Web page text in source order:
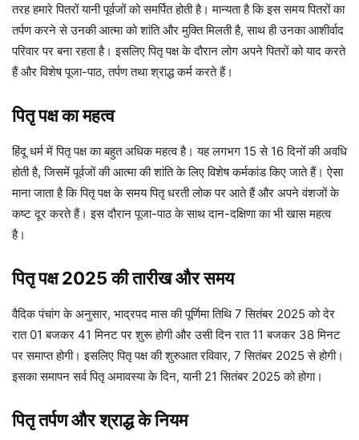
तरह हमारे पितरों यानी पूर्वजों को समर्पित होती है। मान्यता है कि इस समय पितरों का
तर्पण करने से उनकी आत्मा को शांति और मुक्ति मिलती है, साथ ही उनका आशीर्वाद
परिवार पर बना रहता है। इसलिए पितृ पक्ष के दौरान लोग अपने पितरों को याद करते
हैं और विशेष पूजा-पाठ, तर्पण तथा श्राद्ध कर्म करते हैं।
पितृ पक्ष का महत्व
हिंदू धर्म में पितृ पक्ष का बहुत अधिक महत्व है। यह लगभग 15 से 16 दिनों की अवधि
होती है, जिसमें पूर्वजों की आत्मा की शांति के लिए विशेष कर्मकांड किए जाते हैं। ऐसा
माना जाता है कि पितृ पक्ष के समय पितृ धरती लोक पर आते हैं और अपने वंशजों के
कष्ट दूर करते हैं। इस दौरान पूजा-पाठ के साथ दान-दक्षिणा का भी खास महत्व
है।
पितृ पक्ष 2025 की तारीख और समय
वैदिक पंचांग के अनुसार, भाद्रपद मास की पूर्णिमा तिथि 7 सितंबर 2025 को देर
रात 01 बजकर 41 मिनट पर शुरू होगी और उसी दिन रात 11 बजकर 38 मिनट
पर समाप्त होगी। इसलिए पितृ पक्ष की शुरुआत रविवार, 7 सितंबर 2025 से होगी।
इसका समापन सर्व पितृ अमावस्या के दिन, यानी 21 सितंबर 2025 को होगा।
पितृ तर्पण और श्राद्ध के नियम